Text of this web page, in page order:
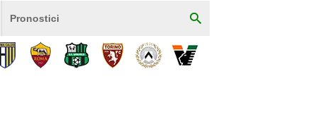
Pronostici